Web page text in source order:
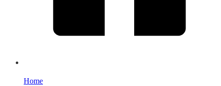
Home